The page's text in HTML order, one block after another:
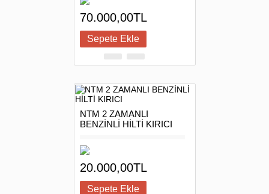
70.000,00TL
NTM 2 ZAMANLI
BENZİNLİ HİLTİ KIRICI
20.000,00TL